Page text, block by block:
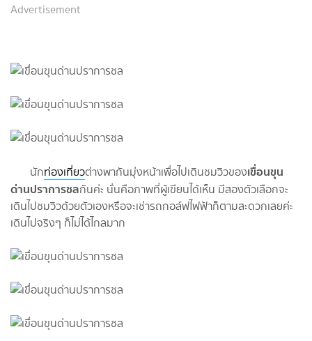
Advertisement
นักท่องเที่ยวต่างพากันมุ่งหน้าเพื่อไปเดินชมวิวของเขื่อนขุน
ด่านปราการชลกันค่ะ นั่นคือภาพที่ผู้เขียนได้เห็น มีสองตัวเลือกจะ
เดินไปชมวิวด้วยตัวเองหรือจะเช่ารถกอล์ฟไฟฟ้าก็ตามสะดวกเลยค่ะ
เดินไปจริงๆ ก็ไม่ได้ไกลมาก